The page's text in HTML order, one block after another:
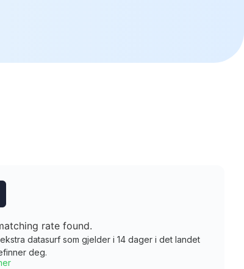
rate found.
datasurf som gjelder i 14 dager i det landet
deg.